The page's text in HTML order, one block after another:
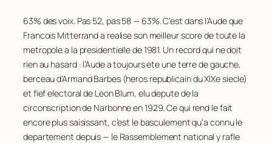
63% des voix. Pas 52, pas 58 — 63%. C’est dans l’Aude que
Francois Mitterrand a realise son meilleur score de toute la
metropole a la presidentielle de 1981. Un record qui ne doit
rien au hasard : l’Aude a toujours ete une terre de gauche,
berceau d’Armand Barbes (heros republicain du XIXe siecle)
et fief electoral de Leon Blum, elu depute de la
circonscription de Narbonne en 1929. Ce qui rend le fait
encore plus saisissant, c’est le basculement qu’a connu le
departement depuis — le Rassemblement national y rafle